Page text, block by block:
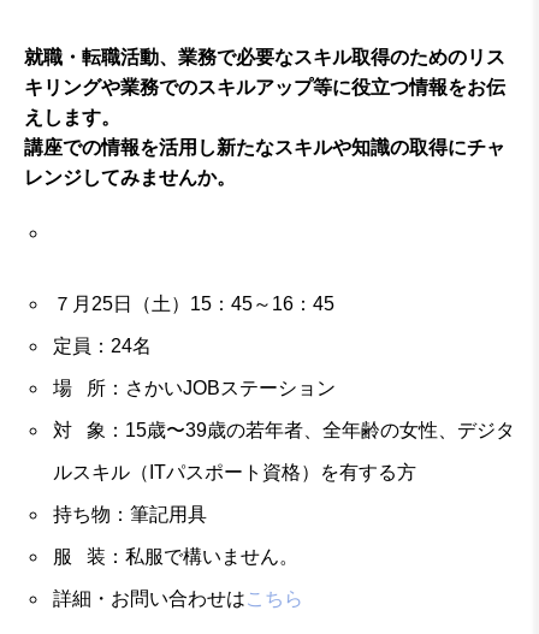
就職・転職活動、業務で必要なスキル取得のためのリス
キリングや業務でのスキルアップ等に役立つ情報をお伝
えします。
講座での情報を活用し新たなスキルや知識の取得にチャ
レンジしてみませんか。
７月25日（土）15：45～16：45
定員：24名
場 所：さかいJOBステーション
対 象：15歳〜39歳の若年者、全年齢の女性、デジタ
ルスキル（ITパスポート資格）を有する方
持ち物：筆記用具
服 装：私服で構いません。
詳細・お問い合わせはこちら